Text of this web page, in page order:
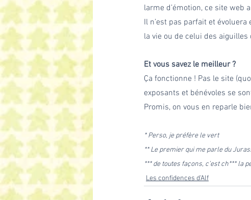
larme d’émotion, ce site web
Il n’est pas parfait et
la vie ou de celui des
Et vous savez le meilleur ?
Ça fonctionne ! Pas le site
exposants et bénévoles se
Promis, on vous en reparle
* Perso, je préfère le vert
** Le premier qui me parle du
*** de toutes façons, c’est ch*** la
Les confidences d'Alf